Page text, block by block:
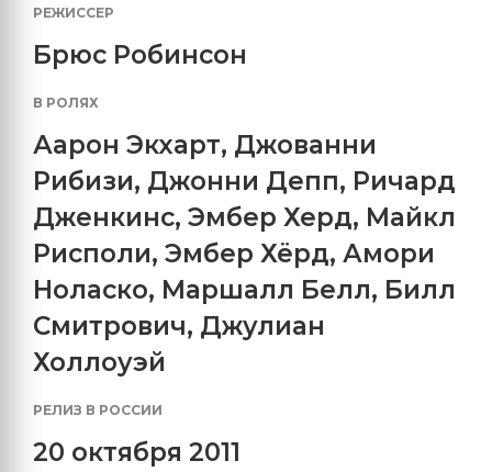
РЕЖИССЕР
Брюс Робинсон
В РОЛЯХ
Аарон Экхарт, Джованни
Рибизи, Джонни Депп, Ричард
Дженкинс, Эмбер Херд, Майкл
Рисполи, Эмбер Хёрд, Амори
Ноласко, Маршалл Белл, Билл
Смитрович, Джулиан
Холлоуэй
РЕЛИЗ В РОССИИ
20 октября 2011